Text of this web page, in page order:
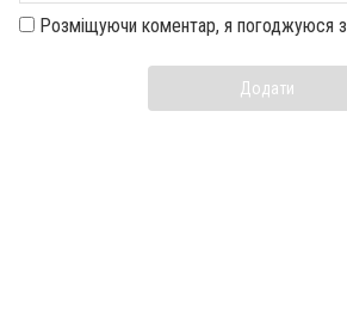
Розміщуючи коментар, я погоджуюся з
Додати